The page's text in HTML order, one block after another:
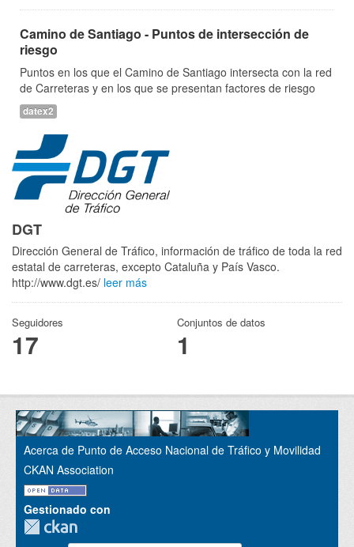
Camino de Santiago - Puntos de intersección de
riesgo
Puntos en los que el Camino de Santiago intersecta con la red
de Carreteras y en los que se presentan factores de riesgo
datex2
DGT
Dirección General de Tráfico, información de tráfico de toda la red
estatal de carreteras, excepto Cataluña y País Vasco.
http://www.dgt.es/ leer más
Seguidores
17
Conjuntos de datos
1
Acerca de Punto de Acceso Nacional de Tráfico y Movilidad
CKAN Association
Gestionado con